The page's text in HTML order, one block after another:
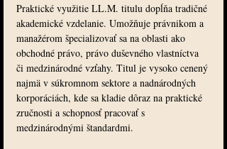
Praktické využitie LL.M. titulu dopĺňa tradičné
akademické vzdelanie. Umožňuje právnikom a
manažérom špecializovať sa na oblasti ako
obchodné právo, právo duševného vlastníctva
či medzinárodné vzťahy. Titul je vysoko cenený
najmä v súkromnom sektore a nadnárodných
korporáciách, kde sa kladie dôraz na praktické
zručnosti a schopnosť pracovať s
medzinárodnými štandardmi.